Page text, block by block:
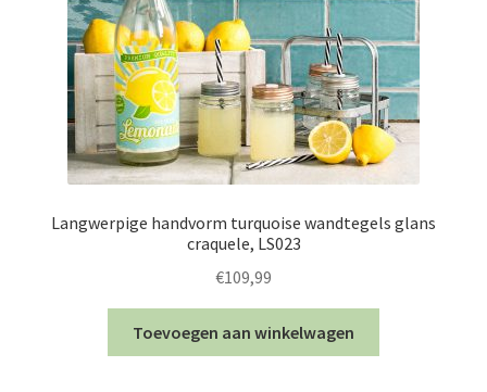
Langwerpige handvorm turquoise wandtegels glans
craquele, LS023
€109,99
Toevoegen aan winkelwagen